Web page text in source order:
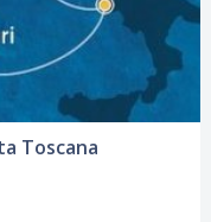
Toscana